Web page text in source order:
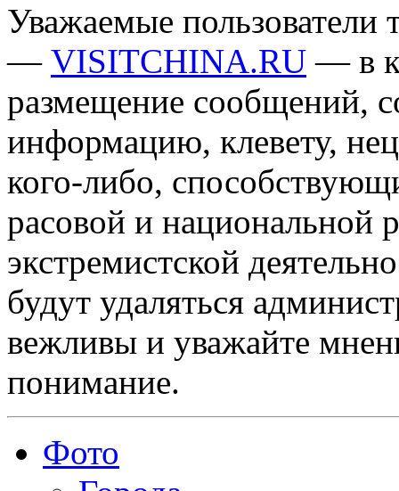
Уважаемые пользователи
— VISITCHINA.RU — в
размещение сообщений,
информацию, клевету,
кого-либо,
расовой и национальной
экстремистской
будут удаляться
вежливы и уважайте
понимание.
Фото